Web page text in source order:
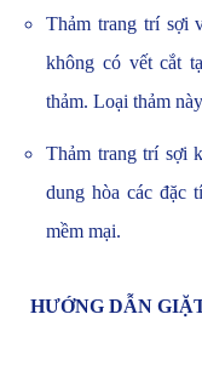
Thảm trang trí sợi
không có vết cắt
thảm. Loại thảm
Thảm trang trí sợi
dung hòa các đặc
mềm mại.
HƯỚNG DẪN